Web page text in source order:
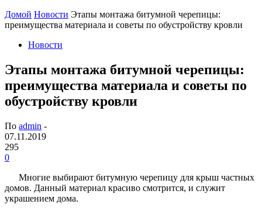
Домой Новости Этапы монтажа битумной черепицы:
преимущества материала и советы по обустройству кровли
Новости
Этапы монтажа битумной черепицы:
преимущества материала и советы по
обустройству кровли
По admin -
07.11.2019
295
0
Многие выбирают битумную черепицу для крыш частных
домов. Данный материал красиво смотрится, и служит
украшением дома.